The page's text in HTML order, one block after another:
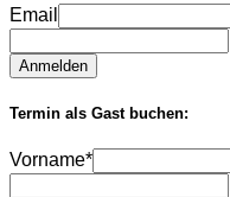
Email
Anmelden
Termin als Gast buchen:
Vorname*